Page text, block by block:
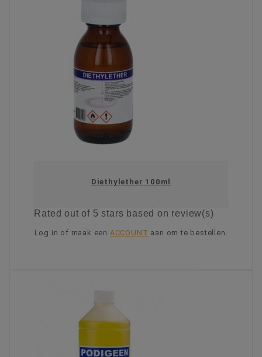
Diethylether 100ml
Ratedout of 5 stars based on review(s)
Log in of maak een ACCOUNT aan om te bestellen.